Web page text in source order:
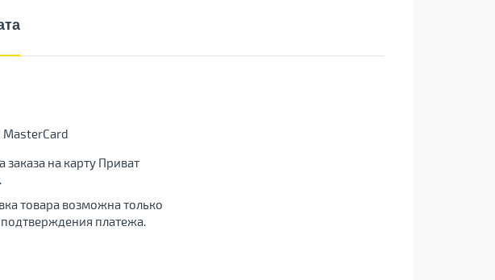
MasterCard
заказа на карту Приват
товара возможна только
подтверждения платежа.